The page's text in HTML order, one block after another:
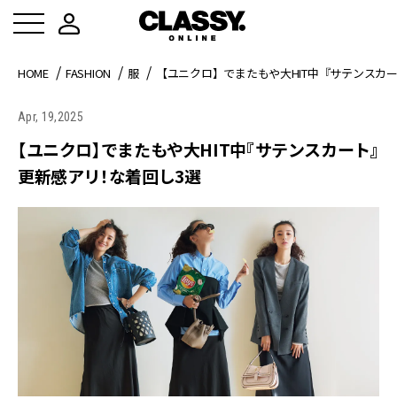
HOME FASHION 服 【ユニクロ】でまたもや大HIT中『サテンスカ
Apr, 19,2025
【ユニクロ】でまたもや大HIT中『サテンスカート』
更新感アリ！な着回し3選